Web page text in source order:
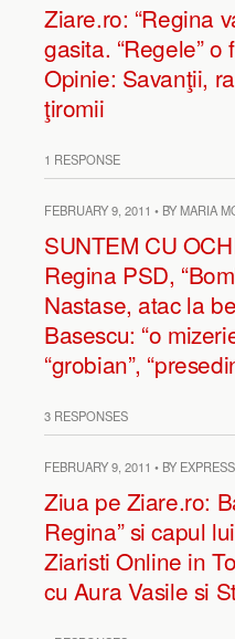
Ziare.ro: “Regina
gasita. “Regele” o
Opinie: Savanţii,
ţiromii
1 RESPONSE
FEBRUARY 9, 2011 • BY MARIA
SUNTEM CU
Regina PSD,
Nastase, atac la
Basescu: “o
“grobian”,
3 RESPONSES
FEBRUARY 9, 2011 • BY EXPRESS
Ziua pe Ziare.ro:
Regina” si capul
Ziaristi Online in
cu Aura Vasile si